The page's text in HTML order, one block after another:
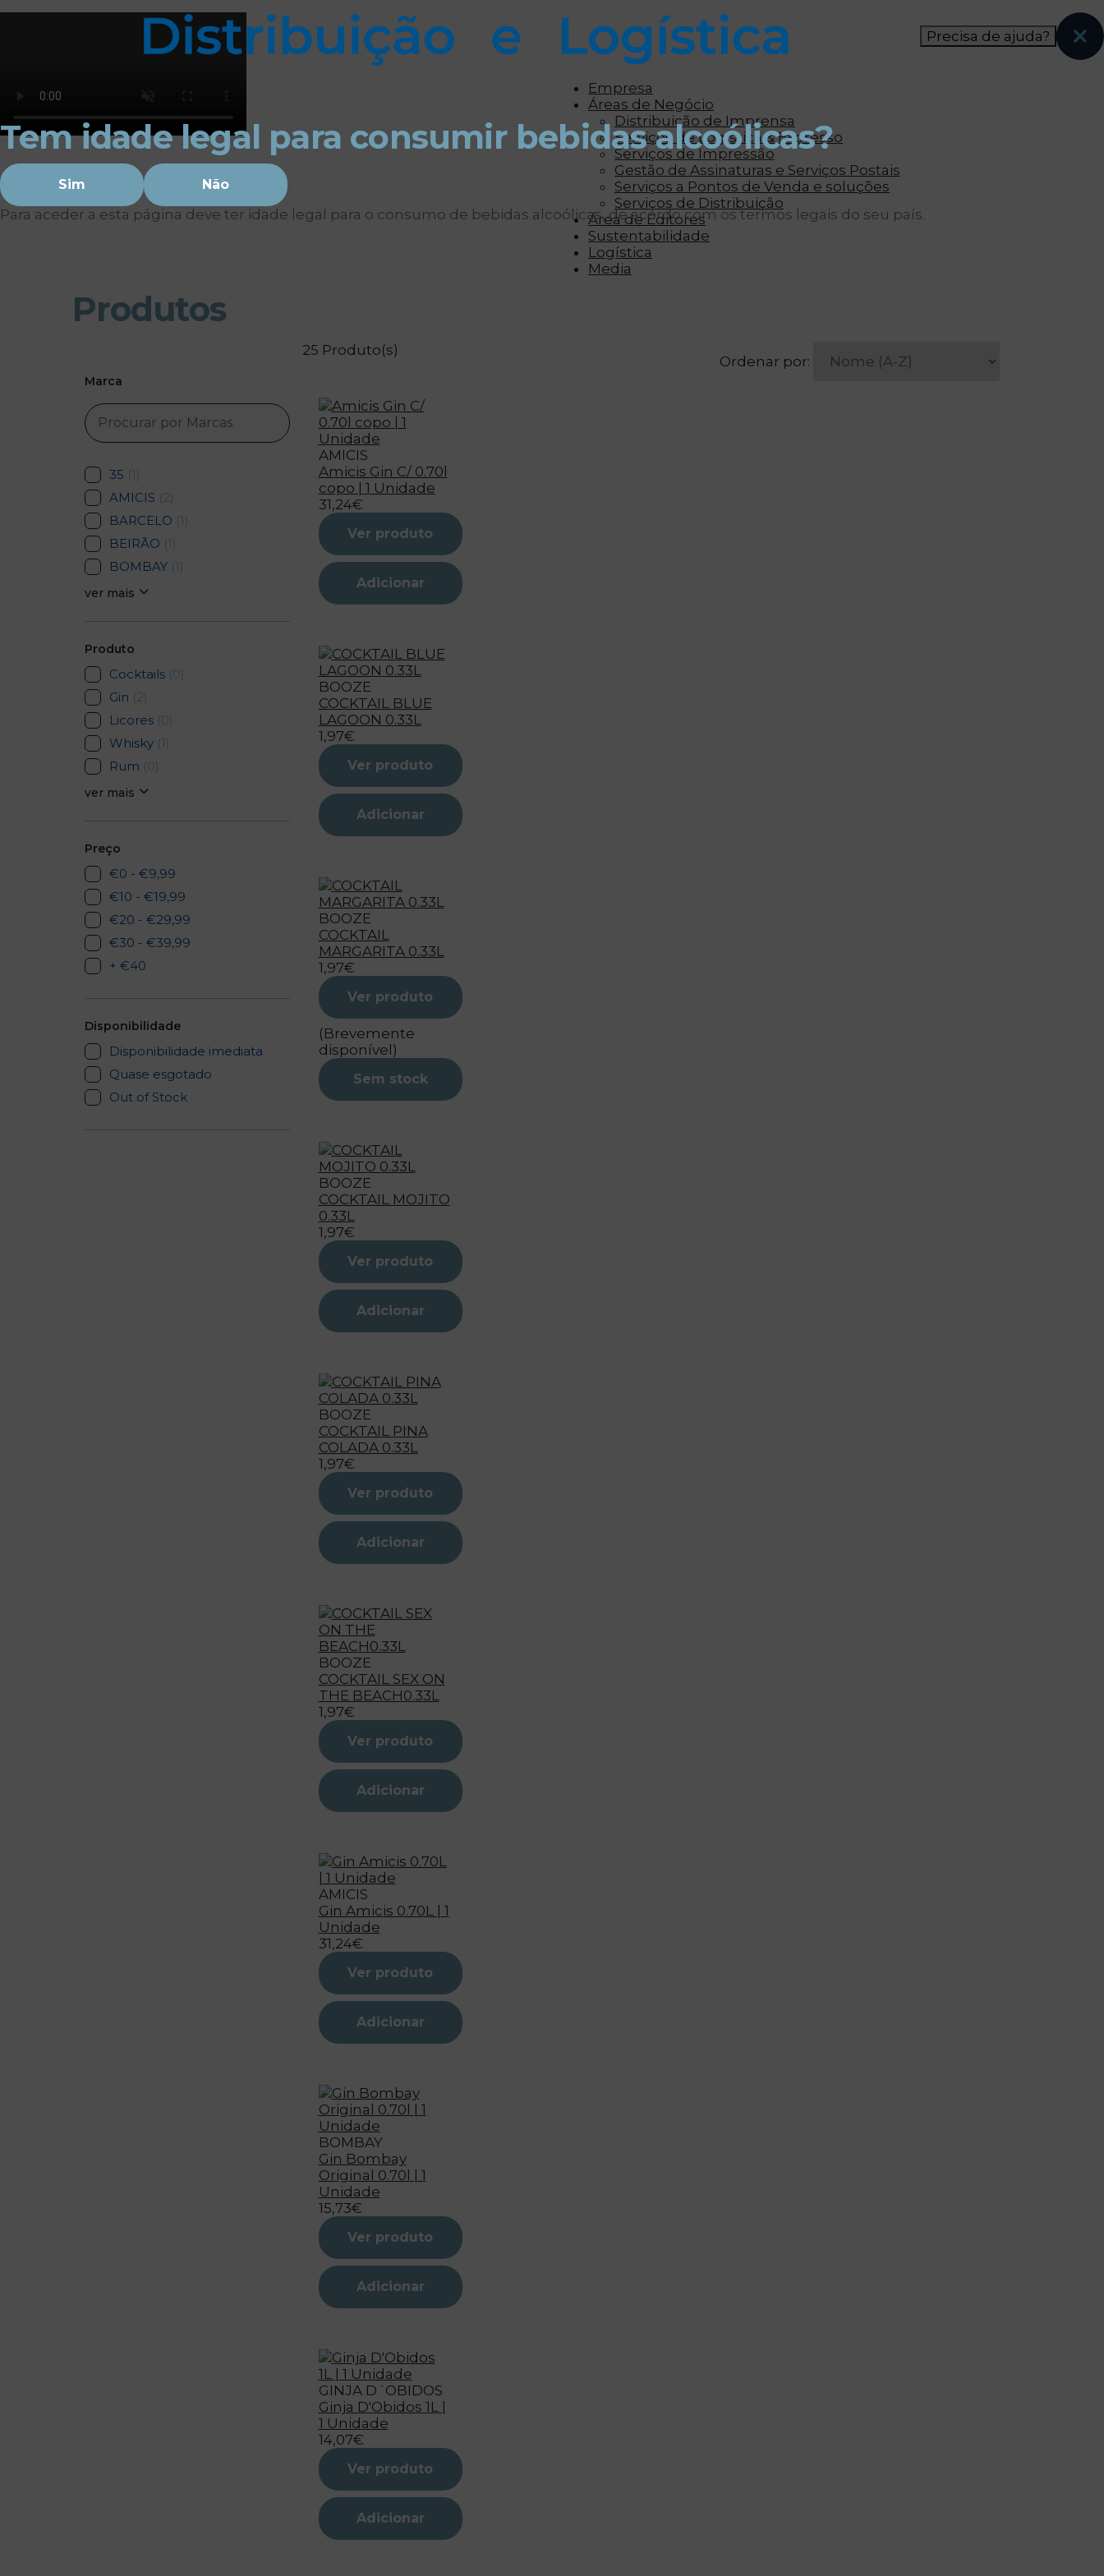
Os cookies de marketing são usados para entregar aos visitantes anúncios personalizados com base nas páginas que eles visitaram antes e analisar a
eficácia da campanha publicitária.
Aceitar Todos
Precisa de ajuda?
Empresa
Áreas de Negócio
Distribuição de Imprensa
Serviços de Logística & Expresso
Serviços de Impressão
Gestão de Assinaturas e Serviços Postais
Serviços a Pontos de Venda e soluções
Serviços de Distribuição
Área de Editores
Sustentabilidade
Logística
Media
Produtos
Marca
35 (1)
AMICIS (2)
BARCELO (1)
BEIRÃO (1)
BOMBAY (1)
ver mais
Produto
Cocktails (0)
Gin (2)
Licores (0)
Whisky (1)
Rum (0)
ver mais
Preço
€0 - €9,99
€10 - €19,99
€20 - €29,99
€30 - €39,99
+ €40
Disponibilidade
Disponibilidade imediata
Quase esgotado
Out of Stock
25 Produto(s)
Ordenar por:
AMICIS
Amicis Gin C/ 0.70l
copo | 1 Unidade
31,24€
Ver produto
Adicionar
BOOZE
COCKTAIL BLUE
LAGOON 0.33L
1,97€
Ver produto
Adicionar
BOOZE
COCKTAIL
MARGARITA 0.33L
1,97€
Ver produto
(Brevemente
disponível)
Sem stock
BOOZE
COCKTAIL MOJITO
0.33L
1,97€
Ver produto
Adicionar
BOOZE
COCKTAIL PINA
COLADA 0.33L
1,97€
Ver produto
Adicionar
BOOZE
COCKTAIL SEX ON
THE BEACH0.33L
1,97€
Ver produto
Adicionar
AMICIS
Gin Amicis 0.70L | 1
Unidade
31,24€
Ver produto
Adicionar
BOMBAY
Gin Bombay
Original 0.70l | 1
Unidade
15,73€
Ver produto
Adicionar
GINJA D´OBIDOS
Ginja D'Obidos 1L |
1 Unidade
14,07€
Ver produto
Adicionar
Tem idade legal para consumir bebidas alcoólicas?
Sim Não
Para aceder a esta página deve ter idade legal para o consumo de bebidas alcoólicas, de acordo com os termos legais do seu país.